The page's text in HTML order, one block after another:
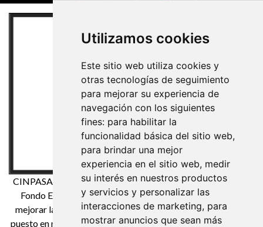
Utilizamos cookies
Este sitio web utiliza cookies y
otras tecnologías de seguimiento
para mejorar su experiencia de
navegación con los siguientes
fines: para habilitar la
funcionalidad básica del sitio web,
para brindar una mejor
experiencia en el sitio web, medir
su interés en nuestros productos
y servicios y personalizar las
interacciones de marketing, para
mostrar anuncios que sean más
CINPASA Cintas y Pasamanería S.A. ha sido beneficiaria del
Fondo Europeo de Desarrollo Regional cuyo objetivo es
mejorar la competitividad de las Pymes y gracias al cual ha
puesto en marcha un Plan de Marketing Digital Internacional